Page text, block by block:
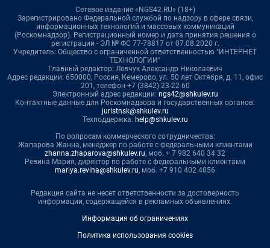
Сетевое издание «NGS42.RU» (18+)
Зарегистрировано Федеральной службой по надзору в сфере связи,
информационных технологий и массовых коммуникаций
(Роскомнадзор). Регистрационный номер и дата принятия решения о
регистрации - ЭЛ № ФС 77-78817 от 07.08.2020 г.
Учредитель: Общество с ограниченной ответственностью "ИНТЕРНЕТ
ТЕХНОЛОГИИ"
Главный редактор: Левчук Александр Николаевич
Адрес редакции: 650000, Россия, Кемерово, ул. 50 лет Октября, д. 11, офис
201, телефон +7 (3842) 23-22-60
Электронный адрес редакции: ngs42@shkulev.ru
Контактные данные для Роскомнадзора и государственных органов:
juristnsk@shkulev.ru
Техподдержка: help@shkulev.ru
По вопросам коммерческого сотрудничества:
Жапарова Жанна, менеджер по работе с федеральными клиентами
zhanna.zhaparova@shkulev.ru, моб. + 7 982 640 34 32
Ревина Мария, директор по работе с федеральными клиентами
mariya.revina@shkulev.ru, моб. +7 910 402 4056
Редакция сайта не несет ответственности за достоверность
информации, содержащейся в рекламных объявлениях.
Информация об ограничениях
Политика использования cookies